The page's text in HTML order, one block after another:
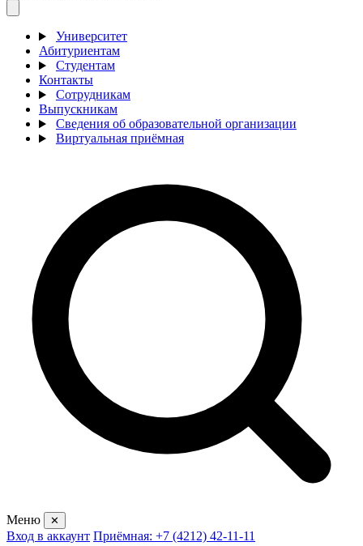
Университет
Абитуриентам
Студентам
Контакты
Сотрудникам
Выпускникам
Сведения об образовательной организации
Виртуальная приёмная
Меню ✕
Вход в аккаунт Приёмная: +7 (4212) 42-11-11